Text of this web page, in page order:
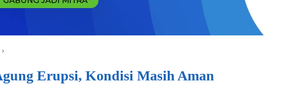
Erupsi, Kondisi Masih Aman